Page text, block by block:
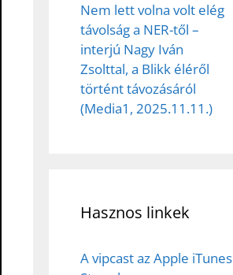
Nem lett volna volt elég
távolság a NER-től –
interjú Nagy Iván
Zsolttal, a Blikk éléről
történt távozásáról
(Media1, 2025.11.11.)
Hasznos linkek
A vipcast az Apple iTunes